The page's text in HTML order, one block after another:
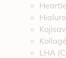
LHA